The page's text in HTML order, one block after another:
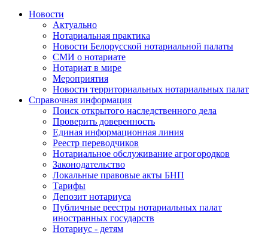
Новости
Актуально
Нотариальная практика
Новости Белорусской нотариальной палаты
СМИ о нотариате
Нотариат в мире
Мероприятия
Новости территориальных нотариальных палат
Справочная информация
Поиск открытого наследственного дела
Проверить доверенность
Единая информационная линия
Реестр переводчиков
Нотариальное обслуживание агрогородков
Законодательство
Локальные правовые акты БНП
Тарифы
Депозит нотариуса
Публичные реестры нотариальных палат
иностранных государств
Нотариус - детям